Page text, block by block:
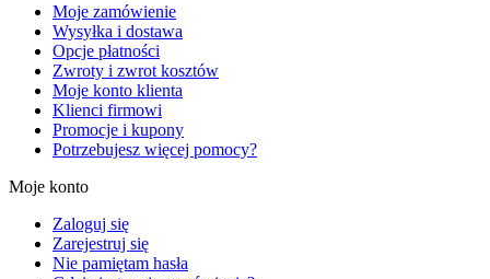
Moje zamówienie
Wysyłka i dostawa
Opcje płatności
Zwroty i zwrot kosztów
Moje konto klienta
Klienci firmowi
Promocje i kupony
Potrzebujesz więcej pomocy?
Moje konto
Zaloguj się
Zarejestruj się
Nie pamiętam hasła